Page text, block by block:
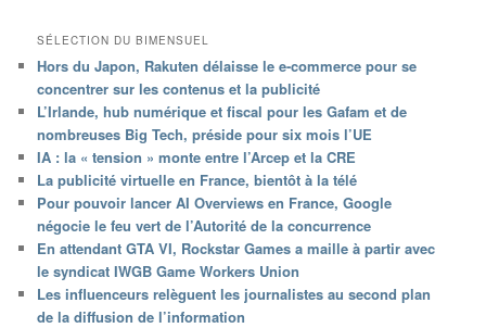
SÉLECTION DU BIMENSUEL
Hors du Japon, Rakuten délaisse le e-commerce pour se
concentrer sur les contenus et la publicité
L’Irlande, hub numérique et fiscal pour les Gafam et de
nombreuses Big Tech, préside pour six mois l’UE
IA : la « tension » monte entre l’Arcep et la CRE
La publicité virtuelle en France, bientôt à la télé
Pour pouvoir lancer AI Overviews en France, Google
négocie le feu vert de l’Autorité de la concurrence
En attendant GTA VI, Rockstar Games a maille à partir avec
le syndicat IWGB Game Workers Union
Les influenceurs relèguent les journalistes au second plan
de la diffusion de l’information